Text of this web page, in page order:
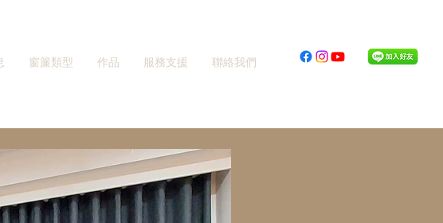
窗簾類型 作品 服務支援 聯絡我們